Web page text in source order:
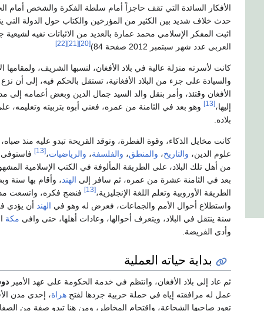
الأفكار السائدة التي تقف حاجزاً أمام سلطة الفكرة والشخص أمام
حدث خلاف شديد بين الكثير من المؤرخين والكتاب حول الدولة التي
اثبت المفكر الإسلامي محمد عمارة بالعديد من الاثباتات نفيه
العربى عدد شهر سبتمبر 2012 صفحة 84)
[20]
[21]
[22]
كانت لأسرته منزلة عالية في بلاد الأفغان، لنسبها الشريف، ولمقامها
والسيادة على جزء من البلاد الأفغانية، تستقل بالحكم فيه، إلى أن نزع
الأفغان وقتئذ، وأمر بنقل والد السيد جمال الدين وبعض أعمامه إلى
إليها،[13]
وهو بعد في الثامنة من عمره، فعني أبوه بتربيته وتعليمه،
بلاده.
كانت مخايل الذكاء، وقوة الفطرة، وتوقد القريحة تبدو عليه منذ
علوم الدين، والتاريخ، والمنطق، والفلسفة، والرياضيات،[13]
من أهل تلك البلاد، على الطريقة المألوفة في الكتب الإسلامية
بعد في الثامنة عشرة من عمره، ثم سافر إلى الهند، وأقام بها سنة
الطريقة الأوروبية وتعلم اللغة الإنجليزية،[13]
فنضج فكره، واتسعت
واستطلاع أحوال الأمم والجماعات، فعرض له وهو في الهند أن يؤدي
سنة ينتقل في البلاد، ويتعرف أحوالها، وعادات أهلها، حتى وافى مكة
وأدى الفريضة.
بداية حياته العملية
ثم عاد إلى بلاد الأفغان، وانتظم في خدمة الحكومة على عهد الأمير
عمل له مرافقته إياه في حملة حربية جردها لفتح هراة، إحدى مدن
تعود صاحبها الشجاعة، واقتحام المخاطر، ومن هنا تبدو صفة من